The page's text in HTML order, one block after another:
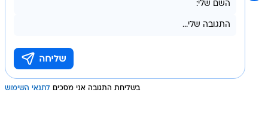
בשליחת התגובה אני מסכים לתנאי השימוש